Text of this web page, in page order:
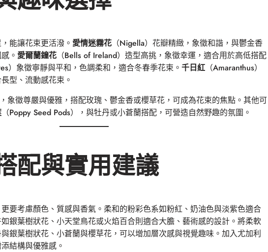
能讓花束更活潑。 愛情迷霧花 （Nigella）花瓣精緻，象徵和諧，與鬱金香
。 愛爾蘭鐘花 （Bells of Ireland）造型高挑，象徵幸運，適合用於高低搭配
）象徵寧靜與平和，色調柔和，適合冬春季花束。 千日紅 （Amaranthus）
型、流動感花束。
，象徵尊嚴與優雅，搭配玫瑰、鬱金香或櫻草花，可成為花束的焦點。其他可
（Poppy Seed Pods），與牡丹或小蒼蘭搭配，可營造自然野趣的氛圍。
配與實用建議
要考慮顏色、質感與香氣。柔和的粉彩色系如粉紅、奶油色與淡紫色適合
銀葉樹狀花、小天堂鳥花或火焰百合則適合大膽、藝術感的設計。將柔軟
銀葉樹狀花、小蒼蘭與櫻草花，可以增加層次感與視覺趣味。加入尤加利
結構與優雅感。